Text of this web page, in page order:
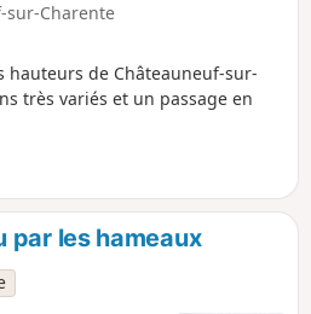
sur-Charente
hauteurs de Châteauneuf-sur-
très variés et un passage en
par les hameaux